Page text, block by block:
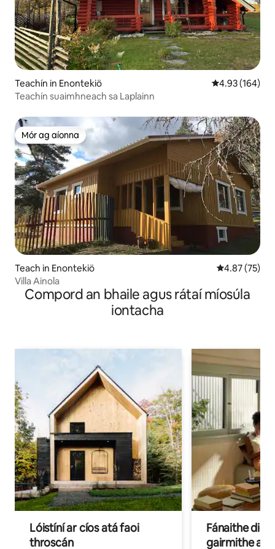
Teachín in Enontekiö Meánrátáil
4.93 (164)
Teachín suaimhneach sa Laplainn
Mór ag aíonna
Mór ag aíonna
Teach in Enontekiö Meánrátáil
4.87 (75)
Villa Ainola
Compord an bhaile agus rátaí míosúla
iontacha
Lóistíní ar cíos atá faoi
throscán
Fánaithe
gairmithe a